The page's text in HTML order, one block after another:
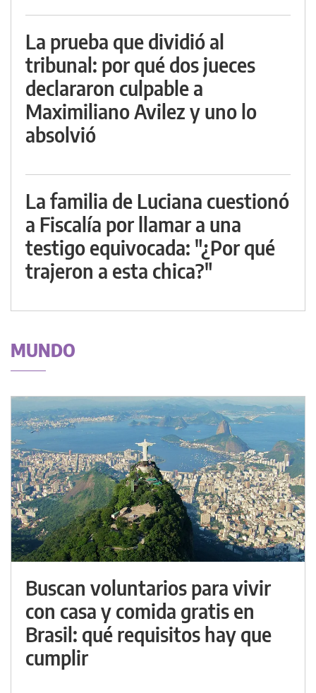
La prueba que dividió al
tribunal: por qué dos jueces
declararon culpable a
Maximiliano Avilez y uno lo
absolvió
La familia de Luciana cuestionó
a Fiscalía por llamar a una
testigo equivocada: "¿Por qué
trajeron a esta chica?"
MUNDO
Buscan voluntarios para vivir
con casa y comida gratis en
Brasil: qué requisitos hay que
cumplir